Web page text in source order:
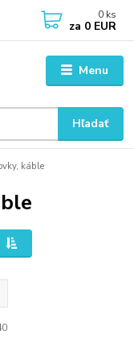
Menu
Hľadať
0 ks
za 0 EUR
káble